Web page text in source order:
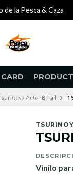
KAYAKS
de la Pesca & Caza
Actor B-Tail
Vinilo